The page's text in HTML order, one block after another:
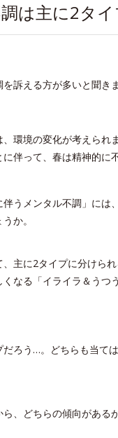
は主に2タ
訴える方が多いと聞き
環境の変化が考えられ
伴って、春は精神的に
伴うメンタル不調」に
か。
主に2タイプに分けら
なる「イライラ＆うつ
ろう…。どちらも当て
、どちらの傾向がある